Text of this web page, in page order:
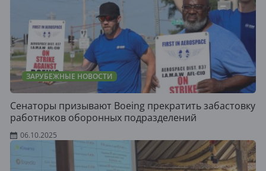
ЗАРУБЕЖНЫЕ НОВОСТИ
Сенаторы призывают Boeing прекратить забастовку
работников оборонных подразделений
06.10.2025